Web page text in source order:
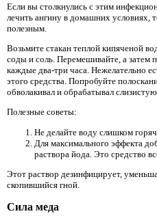
Если вы столкнулись с этим
лечить ангину в домашних условиях,
полезным.
Возьмите стакан теплой кипяченой
соды и соль. Перемешивайте, а затем
каждые два-три часа. Нежелательно
этого средства. Попробуйте
обволакивал и обрабатывал слизистую.
Полезные советы:
Не делайте воду слишком
Для максимального эффекта
раствора йода. Это средство
Этот раствор дезинфицирует,
скопившийся гной.
Сила меда